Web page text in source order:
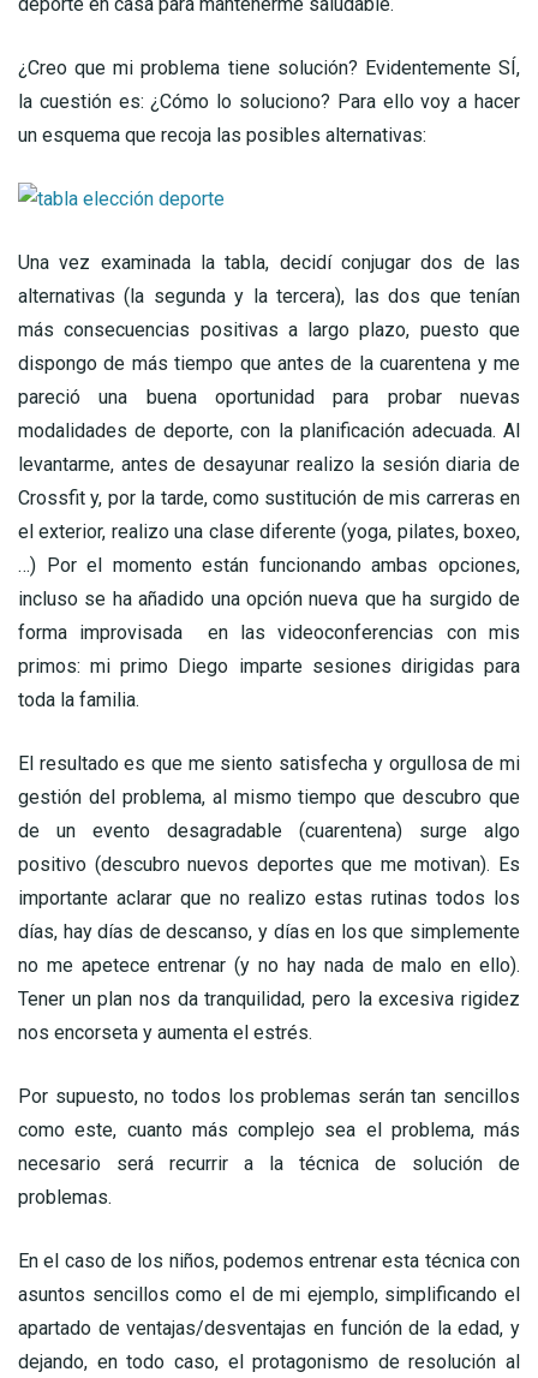
¿Creo que mi problema tiene solución? Evidentemente SÍ,
la cuestión es: ¿Cómo lo soluciono? Para ello voy a hacer
un esquema que recoja las posibles alternativas:
Una vez examinada la tabla, decidí conjugar dos de las
alternativas (la segunda y la tercera), las dos que tenían
más consecuencias positivas a largo plazo, puesto que
dispongo de más tiempo que antes de la cuarentena y me
pareció una buena oportunidad para probar nuevas
modalidades de deporte, con la planificación adecuada. Al
levantarme, antes de desayunar realizo la sesión diaria de
Crossfit y, por la tarde, como sustitución de mis carreras en
el exterior, realizo una clase diferente (yoga, pilates, boxeo,
…) Por el momento están funcionando ambas opciones,
incluso se ha añadido una opción nueva que ha surgido de
forma improvisada en las videoconferencias con mis
primos: mi primo Diego imparte sesiones dirigidas para
toda la familia.
El resultado es que me siento satisfecha y orgullosa de mi
gestión del problema, al mismo tiempo que descubro que
de un evento desagradable (cuarentena) surge algo
positivo (descubro nuevos deportes que me motivan). Es
importante aclarar que no realizo estas rutinas todos los
días, hay días de descanso, y días en los que simplemente
no me apetece entrenar (y no hay nada de malo en ello).
Tener un plan nos da tranquilidad, pero la excesiva rigidez
nos encorseta y aumenta el estrés.
Por supuesto, no todos los problemas serán tan sencillos
como este, cuanto más complejo sea el problema, más
necesario será recurrir a la técnica de solución de
problemas.
En el caso de los niños, podemos entrenar esta técnica con
asuntos sencillos como el de mi ejemplo, simplificando el
apartado de ventajas/desventajas en función de la edad, y
dejando, en todo caso, el protagonismo de resolución al